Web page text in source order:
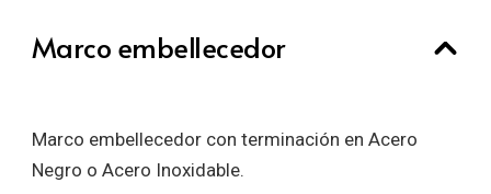
Marco embellecedor
Marco embellecedor con terminación en Acero
Negro o Acero Inoxidable.